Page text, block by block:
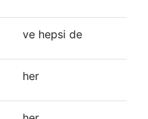
ve hepsi de
her